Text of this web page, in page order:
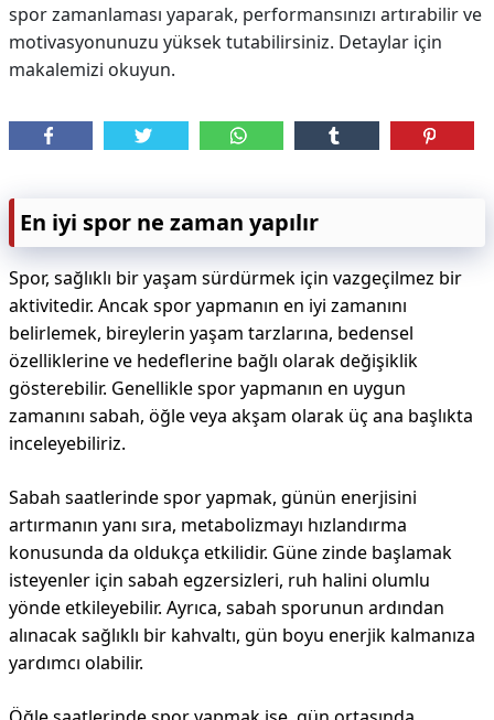
spor zamanlaması yaparak, performansınızı artırabilir ve
motivasyonunuzu yüksek tutabilirsiniz. Detaylar için
makalemizi okuyun.
En iyi spor ne zaman yapılır
Spor, sağlıklı bir yaşam sürdürmek için vazgeçilmez bir
aktivitedir. Ancak spor yapmanın en iyi zamanını
belirlemek, bireylerin yaşam tarzlarına, bedensel
özelliklerine ve hedeflerine bağlı olarak değişiklik
gösterebilir. Genellikle spor yapmanın en uygun
zamanını sabah, öğle veya akşam olarak üç ana başlıkta
inceleyebiliriz.
Sabah saatlerinde spor yapmak, günün enerjisini
artırmanın yanı sıra, metabolizmayı hızlandırma
konusunda da oldukça etkilidir. Güne zinde başlamak
isteyenler için sabah egzersizleri, ruh halini olumlu
yönde etkileyebilir. Ayrıca, sabah sporunun ardından
alınacak sağlıklı bir kahvaltı, gün boyu enerjik kalmanıza
yardımcı olabilir.